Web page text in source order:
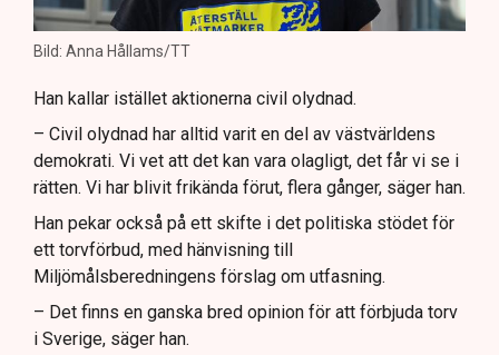
Bild: Anna Hållams/TT
Han kallar istället aktionerna civil olydnad.
– Civil olydnad har alltid varit en del av västvärldens
demokrati. Vi vet att det kan vara olagligt, det får vi se i
rätten. Vi har blivit frikända förut, flera gånger, säger han.
Han pekar också på ett skifte i det politiska stödet för
ett torvförbud, med hänvisning till
Miljömålsberedningens förslag om utfasning.
– Det finns en ganska bred opinion för att förbjuda torv
i Sverige, säger han.